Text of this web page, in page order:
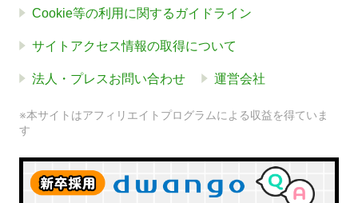
Cookie等の利用に関するガイドライン
サイトアクセス情報の取得について
法人・プレスお問い合わせ 運営会社
※本サイトはアフィリエイトプログラムによる収益を得ていま
す